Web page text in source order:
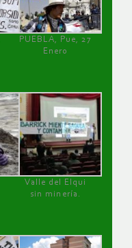
PUEBLA, Pue, 27
Enero
Valle del Elqui
sin minería.